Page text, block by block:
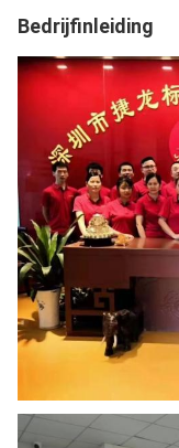
Bedrijfinleiding